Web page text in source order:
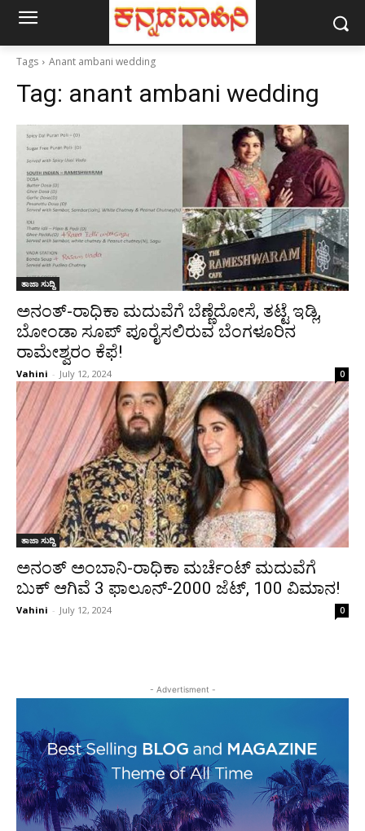
Tags Anant ambani wedding
Tag: anant ambani wedding
ತಾಜಾ ಸುದ್ದಿ
ಅನಂತ್-ರಾಧಿಕಾ ಮದುವೆಗೆ ಬೆಣ್ಣೆದೋಸೆ, ತಟ್ಟೆ ಇಡ್ಲಿ,
ಬೋಂಡಾ ಸೂಪ್ ಪೂರೈಸಲಿರುವ ಬೆಂಗಳೂರಿನ
ರಾಮೇಶ್ವರಂ ಕೆಫೆ!
Vahini - July 12, 2024 0
ತಾಜಾ ಸುದ್ದಿ
ಅನಂತ್ ಅಂಬಾನಿ-ರಾಧಿಕಾ ಮರ್ಚೆಂಟ್ ಮದುವೆಗೆ
ಬುಕ್ ಆಗಿವೆ 3 ಫಾಲೂನ್-2000 ಜೆಟ್, 100 ವಿಮಾನ!
Vahini - July 12, 2024 0
- Advertisment -